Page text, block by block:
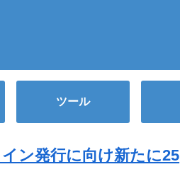
ツール
ン発行に向け新たに25